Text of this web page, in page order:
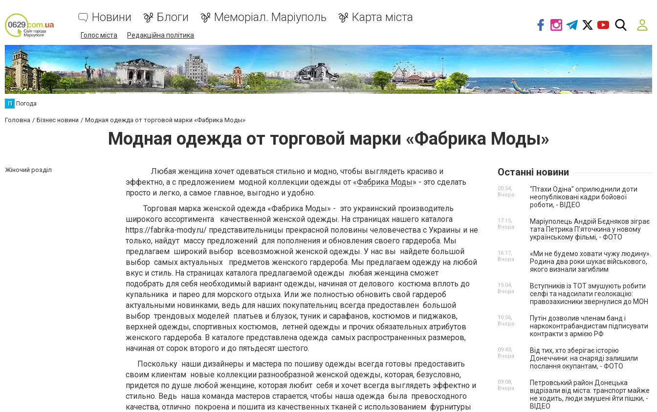
Новини Блоги Меморіал. Маріуполь Карта міста
Голос міста Редакційна політика
П Погода
Головна Бізнес новини Модная одежда от торговой марки «Фабрика Моды»
Модная одежда от торговой марки «Фабрика Моды»
Жіночий розділ
Любая женщина хочет одеваться стильно и модно, чтобы выглядеть красиво и
эффектно, а с предложением модной коллекции одежды от «Фабрика Моды» - это сделать
просто и легко, а самое главное, выгодно и удобно.
Торговая марка женской одежда «Фабрика Моды» - это украинский производитель
широкого ассортимента качественной женской одежды. На страницах нашего каталога
https://fabrika-mody.ru/ представительницы прекрасной половины человечества с Украины и не
только, найдут массу предложений для пополнения и обновления своего гардероба. Мы
предлагаем широкий выбор всевозможной женской одежды. У нас вы найдете большой
выбор самых актуальных предметов женского гардероба. Мы предлагаем одежду на любой
вкус и стиль. На страницах каталога предлагаемой одежды любая женщина сможет
подобрать для себя необходимый вариант одежды, начиная от делового костюма вплоть до
купальника и парео для морского отдыха. Или же полностью обновить свой гардероб
актуальными новинками, ведь для наших покупательниц всегда предоставлен большой
выбор трендовых моделей платьев и блузок, туник и сарафанов, костюмов и пиджаков,
верхней одежды, спортивных костюмов, летней одежды и прочих обязательных атрибутов
женского гардероба. В каталоге представлена одежда самых распространенных размеров,
начиная от сорок второго и до пятьдесят шестого.
Поскольку наши дизайнеры и мастера по пошиву одежды всегда готовы предоставить
своим клиентам новые коллекции разнообразной женской одежды, которая, безусловно,
придется по душе любой женщине, которая любит себя и хочет всегда выглядеть эффектно и
стильно. Ведь наша команда мастеров старается, чтобы наша одежда была превосходного
качества, отлично покроена и пошита из качественных тканей с использованием фурнитуры
Останні новини
"Птахи Одіна" оприлюднили доти
неопубліковані кадри бойової
роботи, - ВІДЕО
20:54,
Вчора
Маріуполець Андрій Бєдняков зіграє
тата Петрика П’яточкина у новому
українському фільмі, - ФОТО
17:15,
Вчора
«Ми не будемо ховати чужу людину».
Родина два роки шукає військового,
якого визнали загиблим
16:17,
Вчора
Вступників із ТОТ змушують робити
селфі та надсилати геолокацію:
правозахисники звернулися до МОН
15:04,
Вчора
Путін дозволив членам банд і
наркоконтрабандистам підписувати
контракти з армією РФ
10:56,
Вчора
Від тих, хто зберігає історію
Донеччини: на снаряді залишили
послання окупантам, - ФОТО
09:43,
Вчора
Петровський район Донецька
відрізали від міста: транспорт майже
не ходить, люди змушені йти пішки, -
ВІДЕО
09:08,
Вчора